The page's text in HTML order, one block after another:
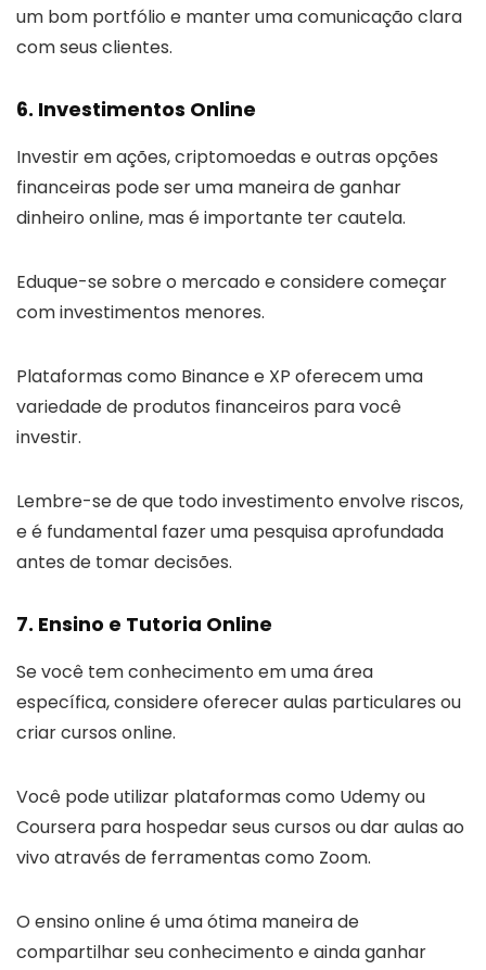
um bom portfólio e manter uma comunicação clara
com seus clientes.
6. Investimentos Online
Investir em ações, criptomoedas e outras opções
financeiras pode ser uma maneira de ganhar
dinheiro online, mas é importante ter cautela.
Eduque-se sobre o mercado e considere começar
com investimentos menores.
Plataformas como Binance e XP oferecem uma
variedade de produtos financeiros para você
investir.
Lembre-se de que todo investimento envolve riscos,
e é fundamental fazer uma pesquisa aprofundada
antes de tomar decisões.
7. Ensino e Tutoria Online
Se você tem conhecimento em uma área
específica, considere oferecer aulas particulares ou
criar cursos online.
Você pode utilizar plataformas como Udemy ou
Coursera para hospedar seus cursos ou dar aulas ao
vivo através de ferramentas como Zoom.
O ensino online é uma ótima maneira de
compartilhar seu conhecimento e ainda ganhar